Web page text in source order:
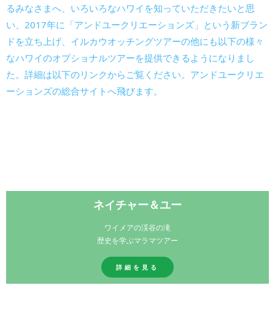
るみなさまへ、いろいろなハワイを知っていただきたいと思
い、2017年に「アンドユークリエーションズ」という新ブラン
ドを立ち上げ、イルカウオッチングツアーの他にも以下の様々
なハワイのオプショナルツアーを提供できるようになりまし
た。詳細は以下のリンクからご覧ください。アンドユークリエ
ーションズの総合サイトへ飛びます。
ネイチャー＆ユー
ワイメアの渓谷の滝
歴史を学ぶマラマツアー
詳細を見る